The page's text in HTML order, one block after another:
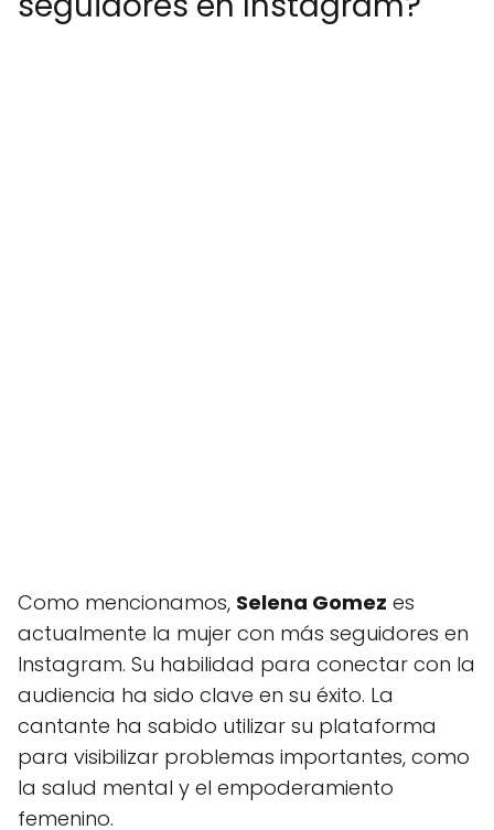
Como mencionamos, Selena Gomez es
actualmente la mujer con más seguidores en
Instagram. Su habilidad para conectar con la
audiencia ha sido clave en su éxito. La
cantante ha sabido utilizar su plataforma
para visibilizar problemas importantes, como
la salud mental y el empoderamiento
femenino.